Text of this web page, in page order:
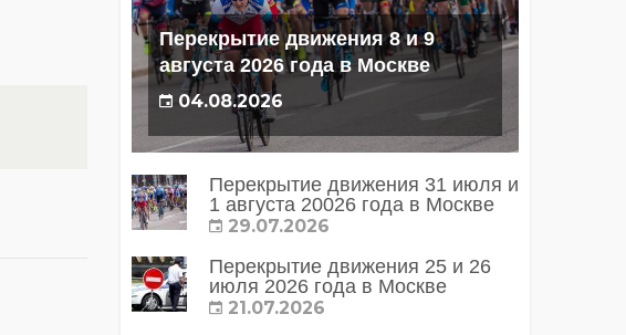
Перекрытие движения 8 и 9
августа 2026 года в Москве
04.08.2026
Перекрытие движения 31 июля и
1 августа 20026 года в Москве
29.07.2026
Перекрытие движения 25 и 26
июля 2026 года в Москве
21.07.2026